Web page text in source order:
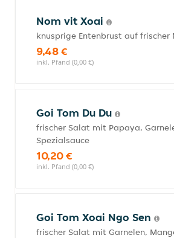
Nom vit Xoai
knusprige Entenbrust auf frischer
9,48 €
inkl. Pfand (0,00 €)
Goi Tom Du Du
frischer Salat mit Papaya,
Spezialsauce
10,20 €
inkl. Pfand (0,00 €)
Goi Tom Xoai Ngo Sen
frischer Salat mit Garnelen,